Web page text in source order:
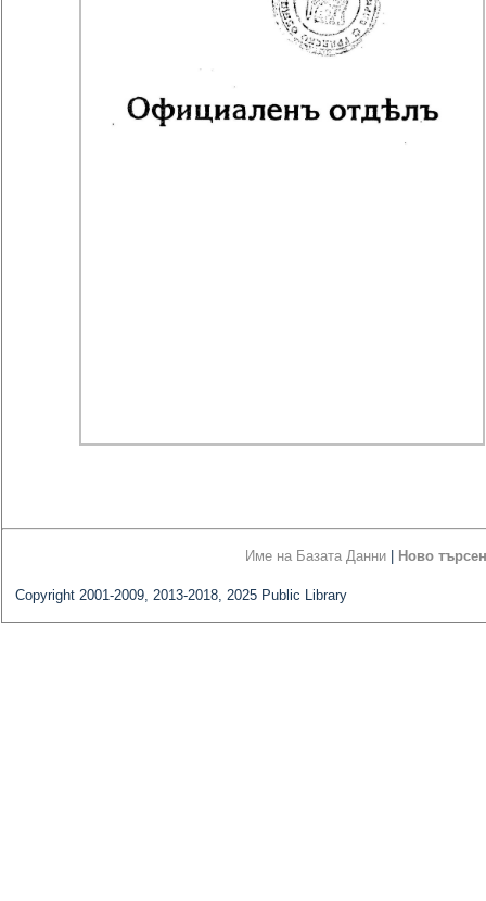
Име на Базата Данни Ново
Copyright 2001-2009, 2013-2018, 2025 Public Library